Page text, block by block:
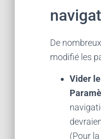
De
modifié les
Vider
(Pour